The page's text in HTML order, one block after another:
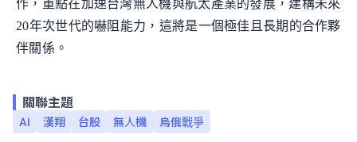
作，重點在加速台灣無人機與航太產業的發展，建構未來
20年次世代的嚇阻能力，這將是一個極佳且長期的合作夥
伴關係。
關聯主題
AI 漢翔 台股 無人機 烏俄戰爭